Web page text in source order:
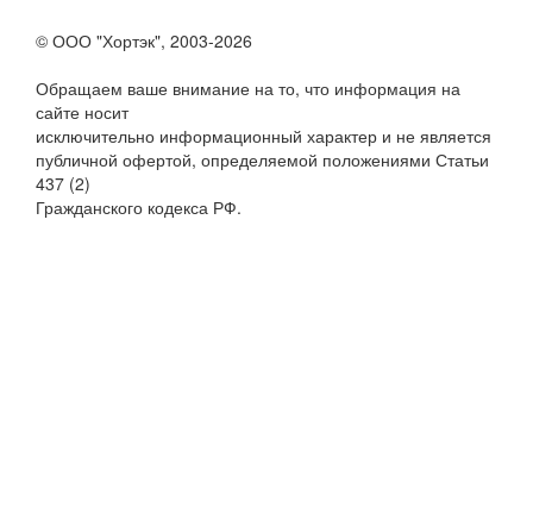
© ООО "Хортэк", 2003-2026
Обращаем ваше внимание на то, что информация на
сайте носит
исключительно информационный характер и не является
публичной офертой, определяемой положениями Статьи
437 (2)
Гражданского кодекса РФ.